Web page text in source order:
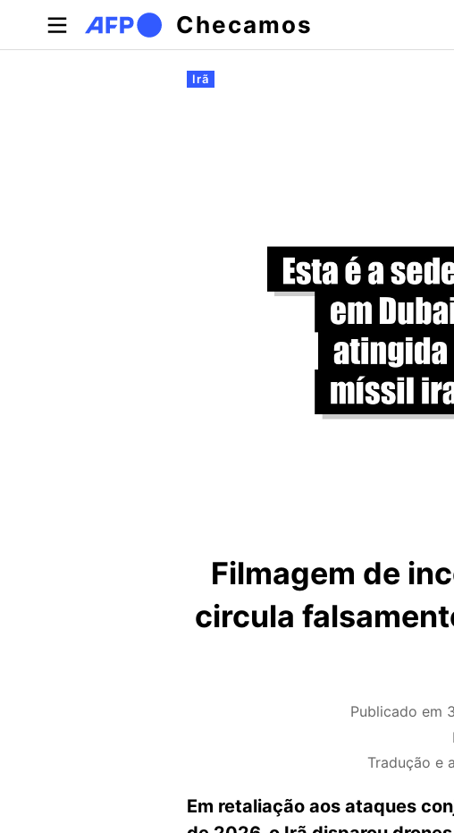
Pular para o conteúdo principal
Checamos
Abas primárias
Irã
Filmagem de
circula
Publicado em
Tradução e
Em retaliação aos ataques